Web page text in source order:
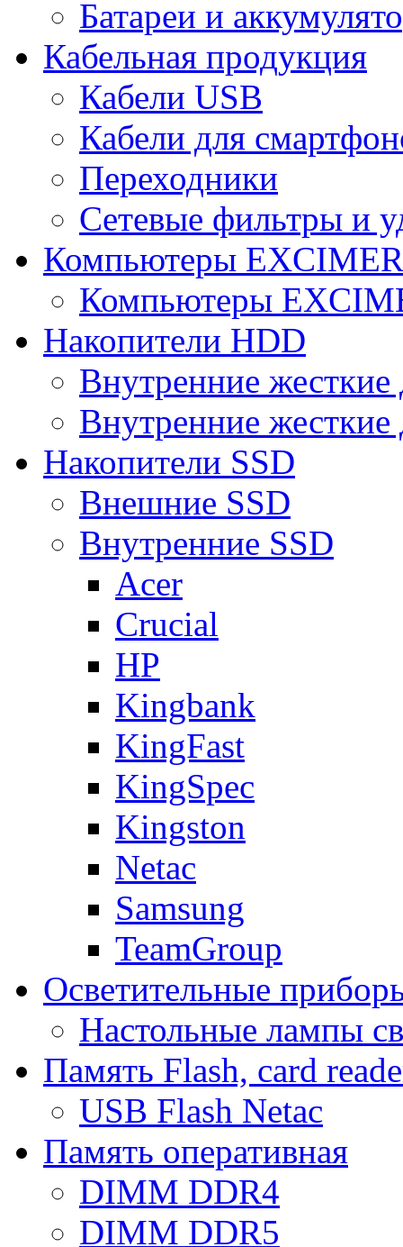
Батареи и
Кабельная продукция
Кабели USB
Кабели для
Переходники
Сетевые фильтры и
Компьютеры
Компьютеры
Накопители HDD
Внутренние
Внутренние
Накопители SSD
Внешние SSD
Внутренние SSD
Acer
Crucial
HP
Kingbank
KingFast
KingSpec
Kingston
Netac
Samsung
TeamGroup
Осветительные
Настольные лампы
Память Flash, card
USB Flash Netac
Память оперативная
DIMM DDR4
DIMM DDR5